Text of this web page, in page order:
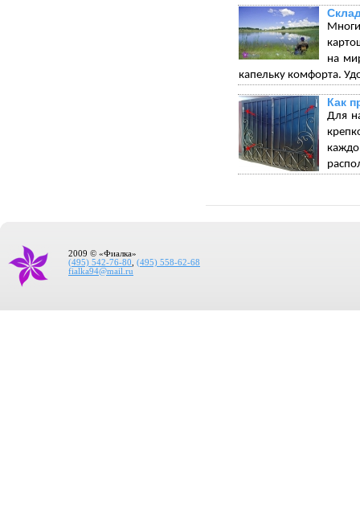
на
капельку комфорта.
Как
Для
2009 © «Фиалка»
(495) 542-76-80
(495) 558-62-68
fialka94@mail.ru